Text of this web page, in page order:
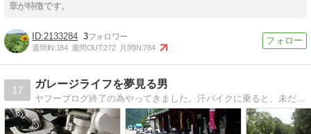
章が特徴です。
2133284 3
週間IN:184 週間OUT:272 月間IN:784
17
ガレージライフを夢見る男
ヤフーブログ終了の為やってきました。汗バイクに乗ると、未だに楽しくて仕方がない残念なオッサンです。(^^;ほぼほぼバイクがテーマのブログですが、ヨロシクお願い致します。(^^♪